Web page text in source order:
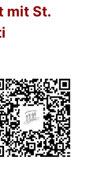
mit St.